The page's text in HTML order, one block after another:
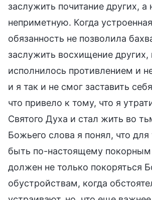
заслужить почитание других, а
неприметную. Когда
обязанность не позволила
заслужить восхищение
исполнилось противлением и
и я так и не смог заставить
что привело к тому, что я
Святого Духа и стал жить во
Божьего слова я понял, что для
быть по-настоящему покорным
должен не только покоряться
обустройствам, когда